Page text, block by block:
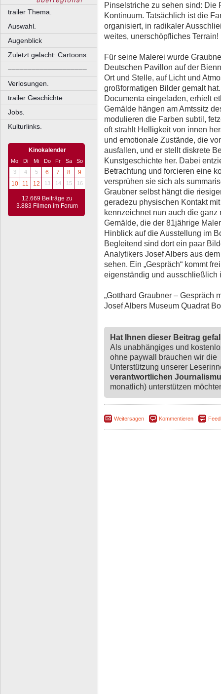
trailer Thema.
Auswahl.
Augenblick
Zuletzt gelacht: Cartoons.
––––––––––––––––––––
Verlosungen.
trailer Geschichte
Jobs.
Kulturlinks.
Kinokalender
Mo Di Mi Do Fr Sa
So
3
4 5 6 7 8
9
10
11 12 13 14 15 16
12.669 Beiträge zu
3.883 Filmen im Forum
Pinselstriche zu sehen sind: Die
Kontinuum. Tatsächlich ist die
organisiert, in radikaler
weites, unerschöpfliches Terrain!
Für seine Malerei wurde
Deutschen Pavillon auf der
Ort und Stelle, auf Licht und
großformatigen Bilder gemalt
Documenta eingeladen, erhielt
Gemälde hängen am Amtssitz
modulieren die Farben subtil,
oft strahlt Helligkeit von innen
und emotionale Zustände, die
ausfallen, und er stellt diskrete
Kunstgeschichte her. Dabei
Betrachtung und forcieren eine
versprühen sie sich als
Graubner selbst hängt die
geradezu physischen Kontakt
kennzeichnet nun auch die
Gemälde, die der 81jährige
Hinblick auf die Ausstellung im
Begleitend sind dort ein paar
Analytikers Josef Albers aus
sehen. Ein „Gespräch“ kommt
eigenständig und ausschließlich
„Gotthard Graubner – Gespräch
Josef Albers Museum Quadrat
Hat Ihnen dieser Beitrag
Als unabhängiges und
ohne paywall brauchen wir die
Unterstützung unserer
verantwortlichen
monatlich) unterstützen
Weitersagen Kommentieren